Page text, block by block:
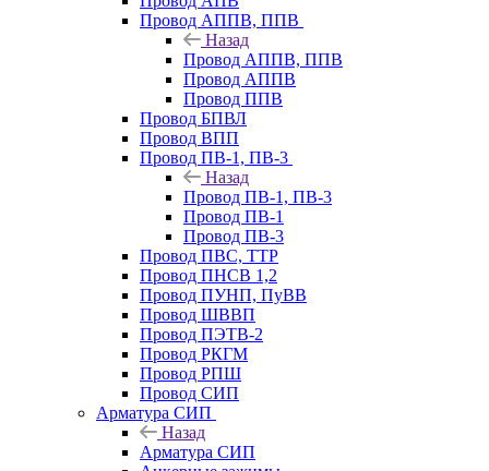
Провод АППВ, ППВ
Назад
Провод АППВ, ППВ
Провод АППВ
Провод ППВ
Провод БПВЛ
Провод ВПП
Провод ПВ-1, ПВ-3
Назад
Провод ПВ-1, ПВ-3
Провод ПВ-1
Провод ПВ-3
Провод ПВС, ТТР
Провод ПНСВ 1,2
Провод ПУНП, ПуВВ
Провод ШВВП
Провод ПЭТВ-2
Провод РКГМ
Провод РПШ
Провод СИП
Арматура СИП
Назад
Арматура СИП